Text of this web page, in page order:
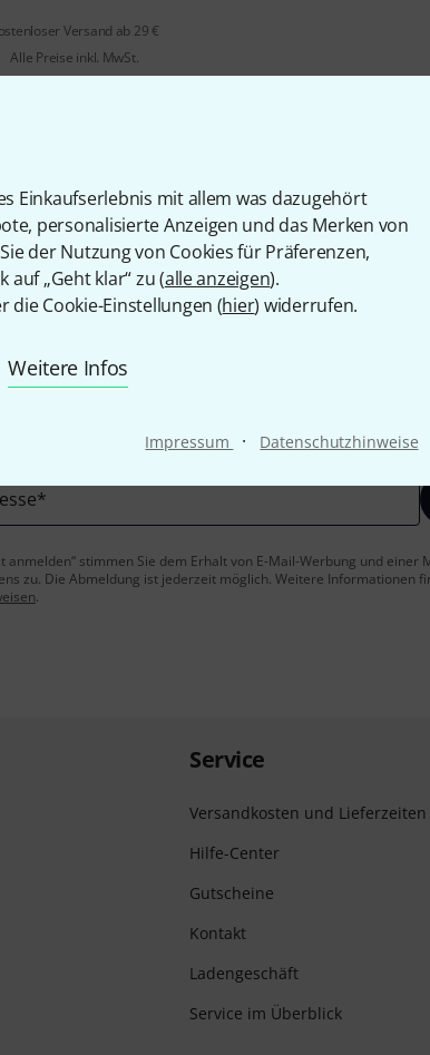
Einkaufserlebnis mit allem was dazugehört
personalisierte Anzeigen und das Merken von
der Nutzung von Cookies für Präferenzen,
„Geht klar“ zu (alle anzeigen).
Cookie-Einstellungen (hier) widerrufen.
Weitere Infos
Impressum · Datenschutzhinweise
Versand ab 29 €
Alle Preise inkl. MwSt.
*
anmelden“ stimmen Sie dem Erhalt von E-Mail-Werbung und einer
zu. Die Abmeldung ist jederzeit möglich. Weitere Informationen
.
Service
Versandkosten und Lieferzeiten
Hilfe-Center
Gutscheine
Kontakt
Ladengeschäft
Service im Überblick